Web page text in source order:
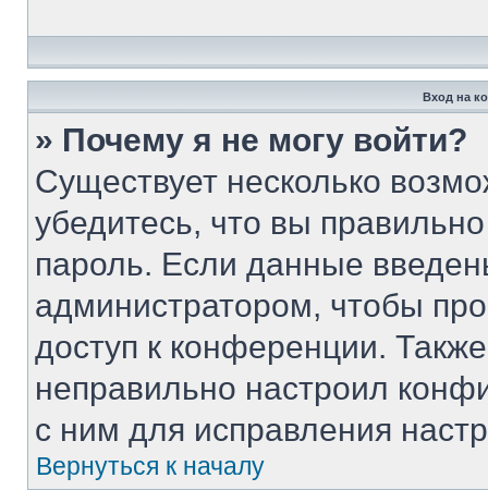
Вход на
» Почему я не могу войти?
Существует несколько
убедитесь, что вы
пароль. Если данные
администратором, чтобы
доступ к конференции.
неправильно настроил
с ним для исправления
Вернуться к началу